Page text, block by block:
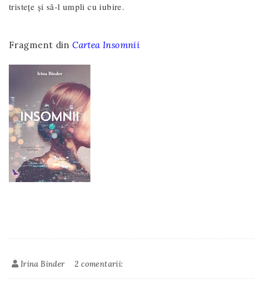
tristețe şi să-l umpli cu iubire.
Fragment dinCartea Insomnii
Irina Binder 2 comentarii: